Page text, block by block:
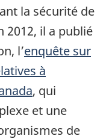
la sécurité de
2012, il a publié
l’enquête sur
à
, qui
et une
de